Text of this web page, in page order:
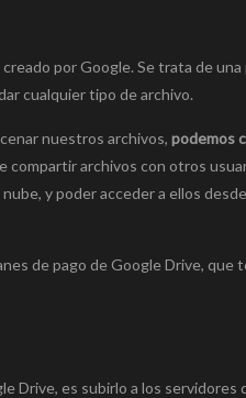
por Google. Se trata de
cualquier tipo de archivo.
nuestros archivos, podemos
compartir archivos con otros
y poder acceder a ellos
de pago de Google Drive, que
Drive, es subirlo a los servidores